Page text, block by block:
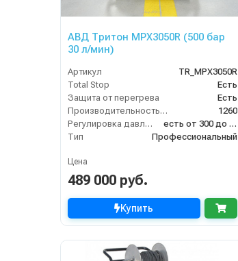
АВД Тритон MPX3050R (500 бар
30 л/мин)
Артикул
TR_MPX3050R
Total Stop
Есть
Защита от перегрева
Есть
Производительность (л/ч)
1260
Регулировка давления
есть от 300 до 520
Тип
Профессиональный
Цена
489 000 руб.
Купить